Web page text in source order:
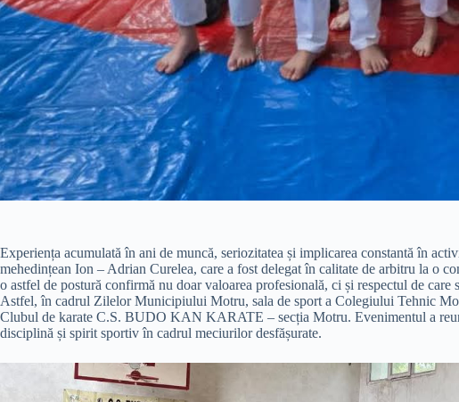
Experiența acumulată în ani de muncă, seriozitatea și implicarea constantă în
mehedințean Ion – Adrian Curelea, care a fost delegat în calitate de arbitru la o
o astfel de postură confirmă nu doar valoarea profesională, ci și respectul de
Astfel, în cadrul Zilelor Municipiului Motru, sala de sport a Colegiului Tehnic
Clubul de karate C.S. BUDO KAN KARATE – secția Motru. Evenimentul a
disciplină și spirit sportiv în cadrul meciurilor desfășurate.